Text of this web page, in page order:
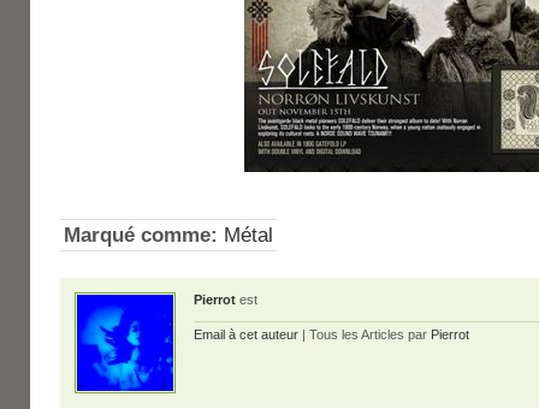
Marqué comme: Métal
Pierrot est
Email à cet auteur | Tous les Articles par Pierrot